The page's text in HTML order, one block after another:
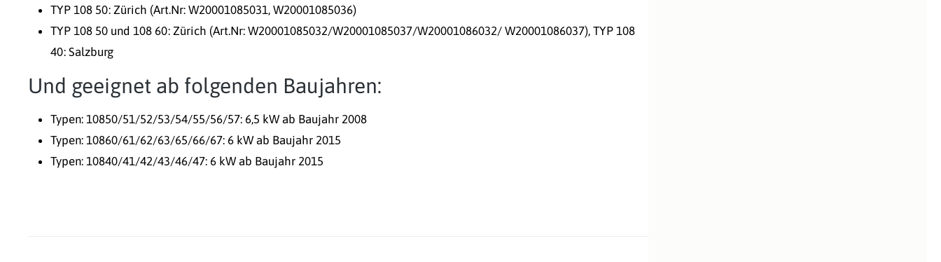
TYP 108 50: Zürich (Art.Nr: W20001085031, W20001085036)
TYP 108 50 und 108 60: Zürich (Art.Nr: W20001085032/W20001085037/W20001086032/ W20001086037), TYP 108
40: Salzburg
Und geeignet ab folgenden Baujahren:
Typen: 10850/51/52/53/54/55/56/57: 6,5 kW ab Baujahr 2008
Typen: 10860/61/62/63/65/66/67: 6 kW ab Baujahr 2015
Typen: 10840/41/42/43/46/47: 6 kW ab Baujahr 2015